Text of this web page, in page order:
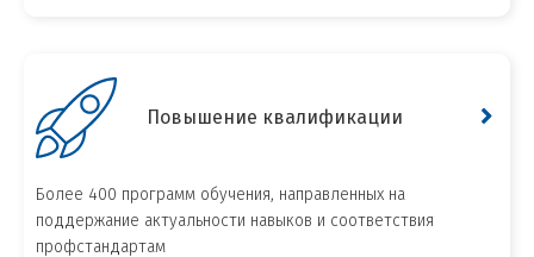
Повышение квалификации
Более 400 программ обучения, направленных на
поддержание актуальности навыков и соответствия
профстандартам